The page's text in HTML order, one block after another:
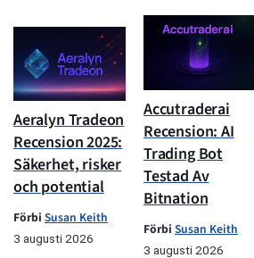
Aeralyn Tradeon
Recension 2025:
Säkerhet, risker
och potential
Förbi Susan Keith
3 augusti 2026
Accutraderai
Recension: AI
Trading Bot
Testad Av
Bitnation
Förbi Susan Keith
3 augusti 2026